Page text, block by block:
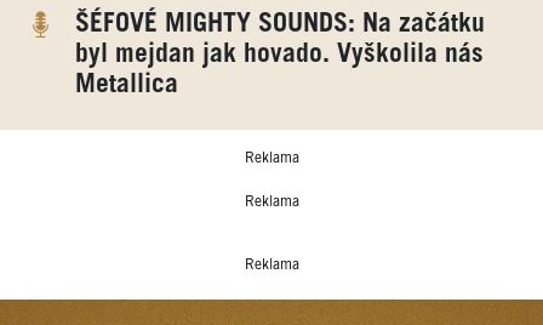
ŠÉFOVÉ MIGHTY SOUNDS: Na začátku
byl mejdan jak hovado. Vyškolila nás
Metallica
Reklama
Reklama
Reklama